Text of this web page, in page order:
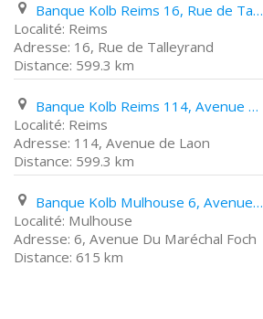
Banque Kolb Reims 16, Rue de Talleyrand
Reims
16, Rue de Talleyrand
599.3 km
Banque Kolb Reims 114, Avenue de Laon
Reims
114, Avenue de Laon
599.3 km
Banque Kolb Mulhouse 6, Avenue Du Maréchal Foch
Mulhouse
6, Avenue Du Maréchal Foch
615 km